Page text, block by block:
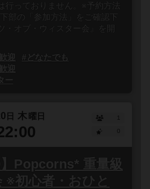
行っておりません。※予約方法
部の「参加方法」をご確認下
・オブ・ウィスター会』を開
迎
#どなたでも
迎
ー
日 木曜日
1
】Popcorns* 重量級
※初心者・おひと